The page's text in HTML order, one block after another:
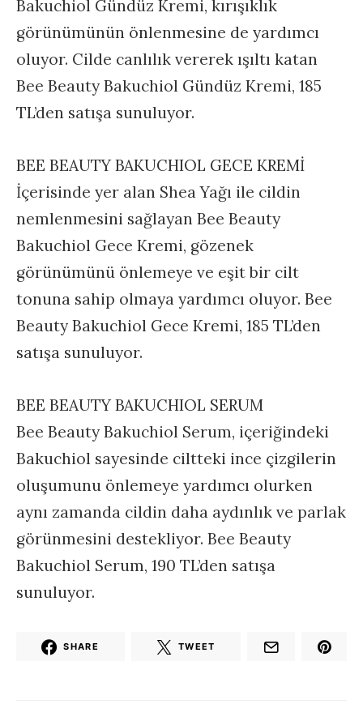
Bakuchiol Gündüz Kremi, kırışıklık
görünümünün önlenmesine de yardımcı
oluyor. Cilde canlılık vererek ışıltı katan
Bee Beauty Bakuchiol Gündüz Kremi, 185
TL’den satışa sunuluyor.
BEE BEAUTY BAKUCHIOL GECE KREMİ
İçerisinde yer alan Shea Yağı ile cildin
nemlenmesini sağlayan Bee Beauty
Bakuchiol Gece Kremi, gözenek
görünümünü önlemeye ve eşit bir cilt
tonuna sahip olmaya yardımcı oluyor. Bee
Beauty Bakuchiol Gece Kremi, 185 TL’den
satışa sunuluyor.
BEE BEAUTY BAKUCHIOL SERUM
Bee Beauty Bakuchiol Serum, içeriğindeki
Bakuchiol sayesinde ciltteki ince çizgilerin
oluşumunu önlemeye yardımcı olurken
aynı zamanda cildin daha aydınlık ve parlak
görünmesini destekliyor. Bee Beauty
Bakuchiol Serum, 190 TL’den satışa
sunuluyor.
SHARE TWEET